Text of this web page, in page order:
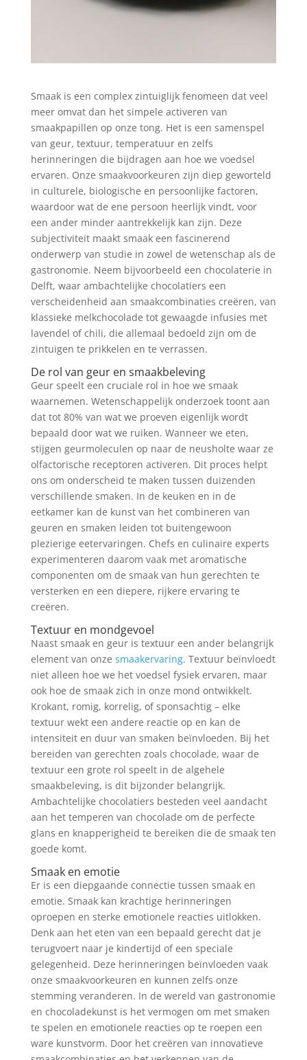
Smaak is een complex zintuiglijk fenomeen dat veel
meer omvat dan het simpele activeren van
smaakpapillen op onze tong. Het is een samenspel
van geur, textuur, temperatuur en zelfs
herinneringen die bijdragen aan hoe we voedsel
ervaren. Onze smaakvoorkeuren zijn diep geworteld
in culturele, biologische en persoonlijke factoren,
waardoor wat de ene persoon heerlijk vindt, voor
een ander minder aantrekkelijk kan zijn. Deze
subjectiviteit maakt smaak een fascinerend
onderwerp van studie in zowel de wetenschap als de
gastronomie. Neem bijvoorbeeld een chocolaterie in
Delft, waar ambachtelijke chocolatiers een
verscheidenheid aan smaakcombinaties creëren, van
klassieke melkchocolade tot gewaagde infusies met
lavendel of chili, die allemaal bedoeld zijn om de
zintuigen te prikkelen en te verrassen.
De rol van geur en smaakbeleving
Geur speelt een cruciale rol in hoe we smaak
waarnemen. Wetenschappelijk onderzoek toont aan
dat tot 80% van wat we proeven eigenlijk wordt
bepaald door wat we ruiken. Wanneer we eten,
stijgen geurmoleculen op naar de neusholte waar ze
olfactorische receptoren activeren. Dit proces helpt
ons om onderscheid te maken tussen duizenden
verschillende smaken. In de keuken en in de
eetkamer kan de kunst van het combineren van
geuren en smaken leiden tot buitengewoon
plezierige eetervaringen. Chefs en culinaire experts
experimenteren daarom vaak met aromatische
componenten om de smaak van hun gerechten te
versterken en een diepere, rijkere ervaring te
creëren.
Textuur en mondgevoel
Naast smaak en geur is textuur een ander belangrijk
element van onze smaakervaring. Textuur beïnvloedt
niet alleen hoe we het voedsel fysiek ervaren, maar
ook hoe de smaak zich in onze mond ontwikkelt.
Krokant, romig, korrelig, of sponsachtig – elke
textuur wekt een andere reactie op en kan de
intensiteit en duur van smaken beïnvloeden. Bij het
bereiden van gerechten zoals chocolade, waar de
textuur een grote rol speelt in de algehele
smaakbeleving, is dit bijzonder belangrijk.
Ambachtelijke chocolatiers besteden veel aandacht
aan het temperen van chocolade om de perfecte
glans en knapperigheid te bereiken die de smaak ten
goede komt.
Smaak en emotie
Er is een diepgaande connectie tussen smaak en
emotie. Smaak kan krachtige herinneringen
oproepen en sterke emotionele reacties uitlokken.
Denk aan het eten van een bepaald gerecht dat je
terugvoert naar je kindertijd of een speciale
gelegenheid. Deze herinneringen beïnvloeden vaak
onze smaakvoorkeuren en kunnen zelfs onze
stemming veranderen. In de wereld van gastronomie
en chocoladekunst is het vermogen om met smaken
te spelen en emotionele reacties op te roepen een
ware kunstvorm. Door het creëren van innovatieve